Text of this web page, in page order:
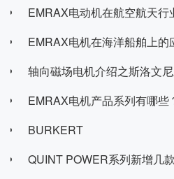
EMRAX电动机在航空航天行
EMRAX电机在海洋船舶上的
轴向磁场电机介绍之斯洛文
EMRAX电机产品系列有哪些
BURKERT
QUINT POWER系列新增几